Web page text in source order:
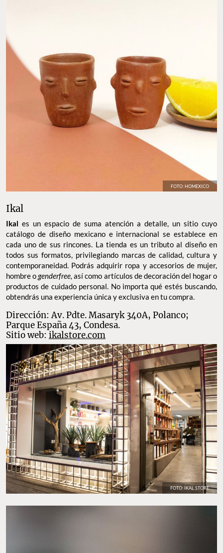
FOTO: HOMEXICO
Ikal
Ikal es un espacio de suma atención a detalle, un sitio cuyo
catálogo de diseño mexicano e internacional se establece en
cada uno de sus rincones. La tienda es un tributo al diseño en
todos sus formatos, privilegiando marcas de calidad, cultura y
contemporaneidad. Podrás adquirir ropa y accesorios de mujer,
hombre ogenderfree,así como artículos de decoración del hogar o
productos de cuidado personal. No importa qué estés buscando,
obtendrás una experiencia única y exclusiva en tu compra.
Dirección: Av. Pdte. Masaryk 340A, Polanco;
Parque España 43, Condesa.
Sitio web: ikalstore.com
FOTO: IKAL STORE